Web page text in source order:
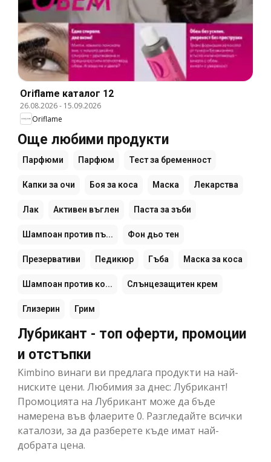
Oriflame каталог 12
26.08.2026- 15.09.2026
Oriflame
Още любими продукти
Парфюми Парфюм Тест за бременност
Капки за очи Боя за коса Маска Лекарства
Лак Активен въглен Паста за зъби
Шампоан против пъ... Фон дьо тен
Презервативи Педикюр Гъба Маска за коса
Шампоан против ко... Слънцезащитен крем
Глизерин Грим
Лубрикант - топ оферти, промоции
и отстъпки
Kimbino винаги ви предлага продукти на най-
ниските цени. Любимия за днес: Лубрикант!
Промоцията на Лубрикант може да бъде
намерена във флаерите 0. Разгледайте всички
каталози, за да разберете къде имат най-
добрата цена.